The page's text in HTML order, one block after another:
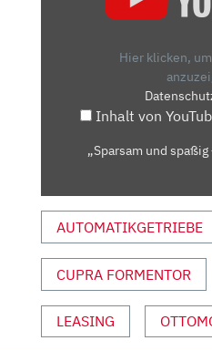
OUTUBE A
Hier klicken,
Inhalt von
„Sparsam und
AUTOMATIKGETRIEBE
CUPRA FORMENTOR
LEASING